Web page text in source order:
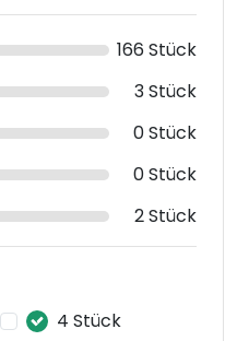
166 Stück
3 Stück
0 Stück
0 Stück
2 Stück
4 Stück